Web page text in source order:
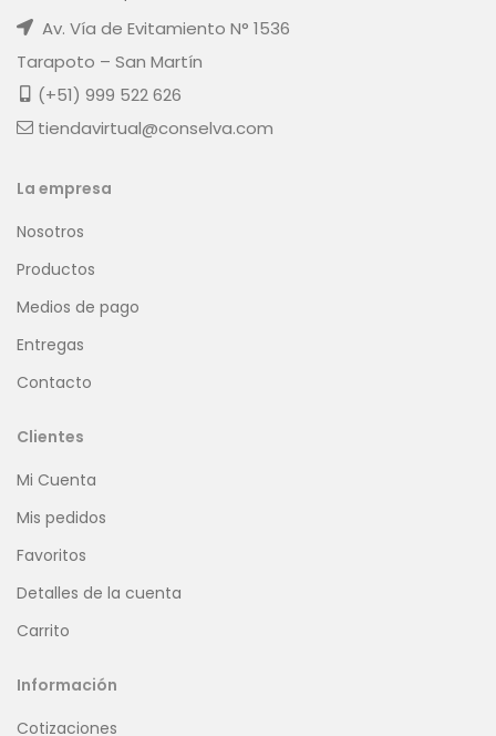
Av. Vía de Evitamiento N° 1536
Tarapoto – San Martín
(+51) 999 522 626
tiendavirtual@conselva.com
La empresa
Nosotros
Productos
Medios de pago
Entregas
Contacto
Clientes
Mi Cuenta
Mis pedidos
Favoritos
Detalles de la cuenta
Carrito
Información
Cotizaciones